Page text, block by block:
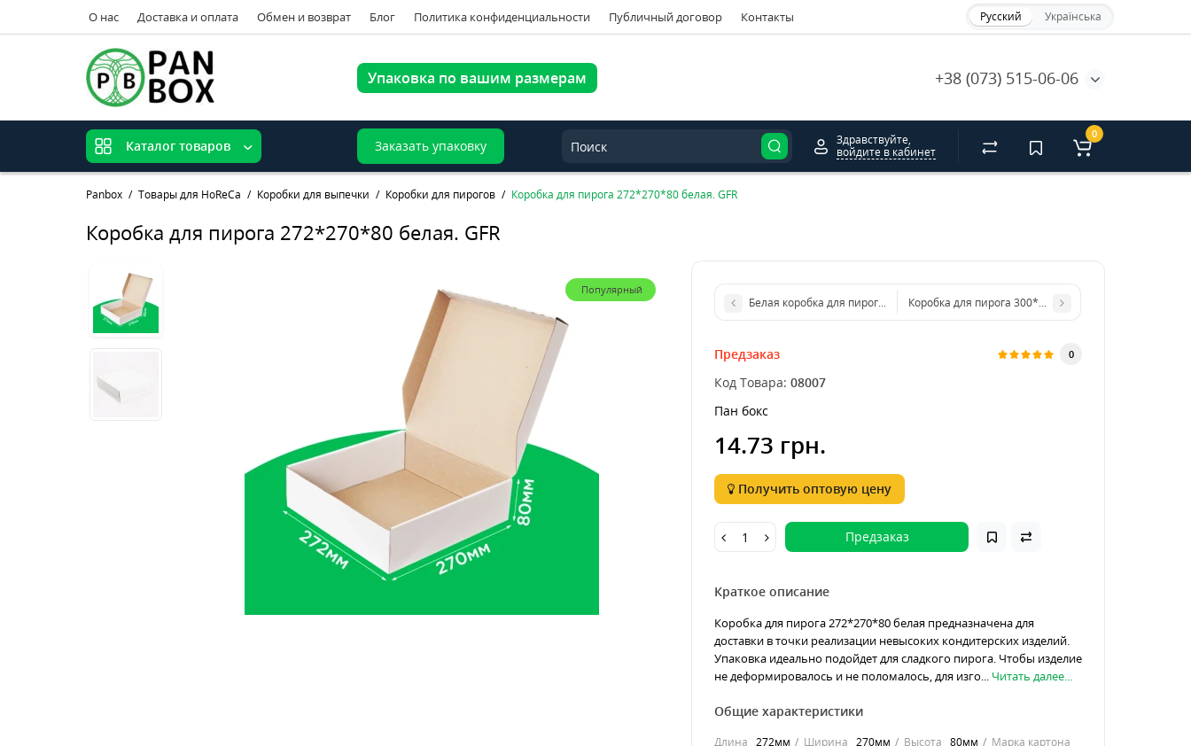
О нас Доставка и оплата Обмен и возврат Блог Политика конфиденциальности Публичный договор Контакты Русский Українська
+38 (073) 515-06-06
Упаковка по вашим размерам
Каталог товаров Заказать упаковку
Здравствуйте,
войдите в кабинет
0
Panbox Товары для HoReCa Коробки для выпечки Коробки для пирогов Коробка для пирога 272*270*80 белая. GFR
Коробка для пирога 272*270*80 белая. GFR
Популярный
Белая коробка для пирога 300*300*45. GFRКоробка для пирога 300*200*60 бурая. GFR
Предзаказ 0
Код Товара: 08007
Пан бокс
14.73 грн.
Получить оптовую цену
Предзаказ
Краткое описание
Коробка для пирога 272*270*80 белая предназначена для
доставки в точки реализации невысоких кондитерских изделий.
Упаковка идеально подойдет для сладкого пирога. Чтобы изделие
не деформировалось и не поломалось, для изго... Читать далее...
Общие характеристики
Длина 272мм Ширина 270мм Высота 80мм
Марка картона